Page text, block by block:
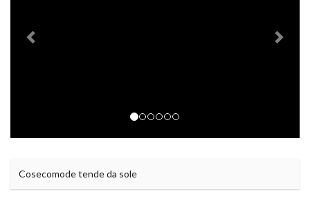
Cosecomode tende da sole